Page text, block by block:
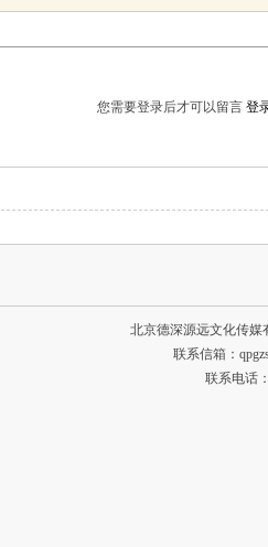
您需要登录后才可以留言登
北京德深源远文化传
联系信箱：
联系电话